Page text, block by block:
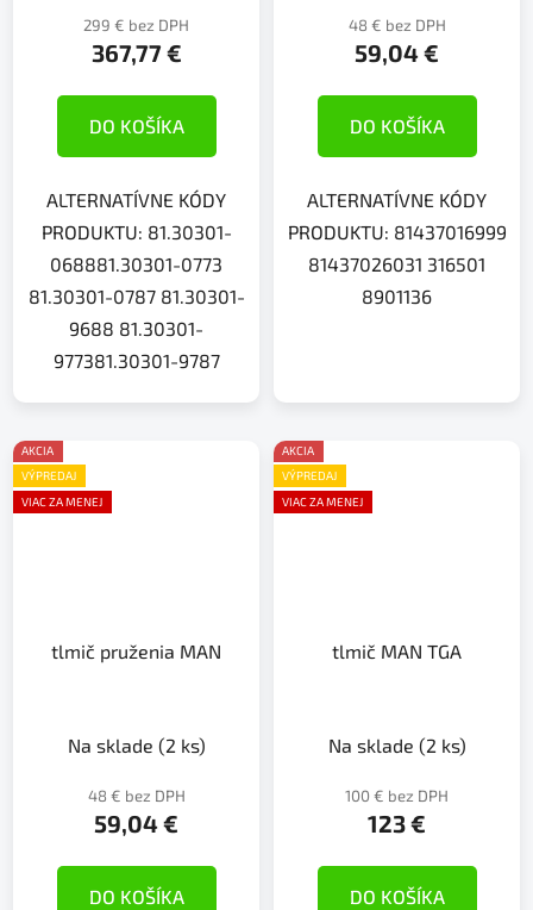
299 € bez DPH
367,77 €
DO KOŠÍKA
ALTERNATÍVNE KÓDY
PRODUKTU: 81.30301-
068881.30301-0773
81.30301-0787 81.30301-
9688 81.30301-
977381.30301-9787
48 € bez DPH
59,04 €
DO KOŠÍKA
ALTERNATÍVNE KÓDY
PRODUKTU: 81437016999
81437026031 316501
8901136
AKCIA
VÝPREDAJ
VIAC ZA MENEJ
tlmič pruženia MAN
Na sklade (2 ks)
48 € bez DPH
59,04 €
DO KOŠÍKA
AKCIA
VÝPREDAJ
VIAC ZA MENEJ
tlmič MAN TGA
Na sklade (2 ks)
100 € bez DPH
123 €
DO KOŠÍKA